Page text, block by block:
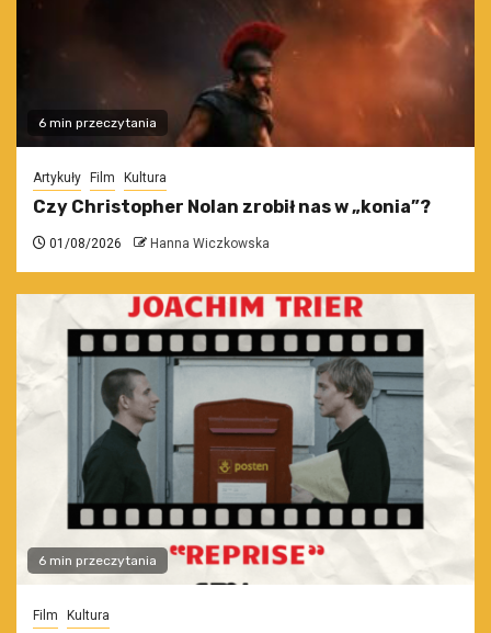
6 min przeczytania
Artykuły Film Kultura
Czy Christopher Nolan zrobił nas w „konia”?
01/08/2026 Hanna Wiczkowska
6 min przeczytania
Film Kultura